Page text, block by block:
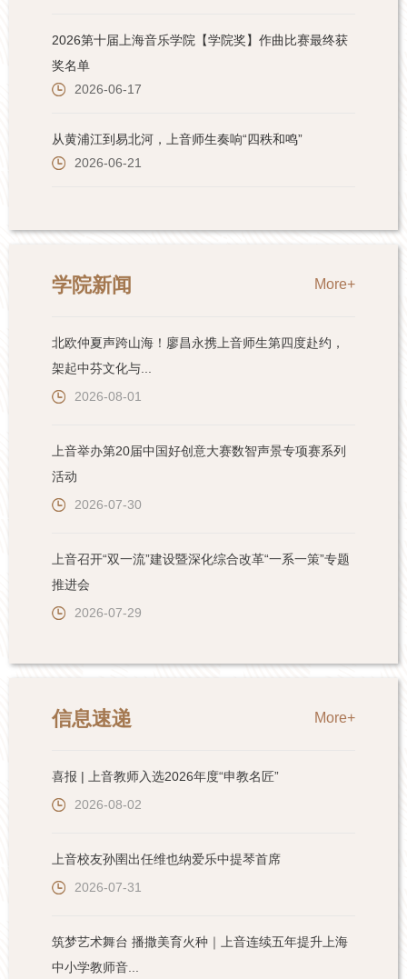
学院新闻 More+
北欧仲夏声跨山海！廖昌永携上音师生第四度赴约，
架起中芬文化与...
2026-08-01
上音举办第20届中国好创意大赛数智声景专项赛系列
活动
2026-07-30
上音召开“双一流”建设暨深化综合改革“一系一策”专题
推进会
2026-07-29
信息速递 More+
喜报 | 上音教师入选2026年度“申教名匠”
2026-08-02
上音校友孙圉出任维也纳爱乐中提琴首席
2026-07-31
筑梦艺术舞台 播撒美育火种｜上音连续五年提升上海
中小学教师音...